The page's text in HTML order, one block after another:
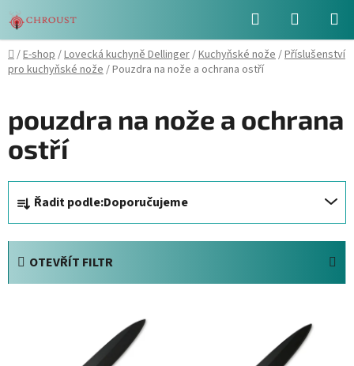
na
obsah
Hledat
KOŠÍK
Domů
/E-shop/Lovecká kuchyně Dellinger/Kuchyňské nože/Příslušenství
pro kuchyňské nože/Pouzdra na nože a ochrana ostří
pouzdra na nože a ochrana
ostří
a
z
Řadit podle:Doporučujeme
OTEVŘÍT FILTR